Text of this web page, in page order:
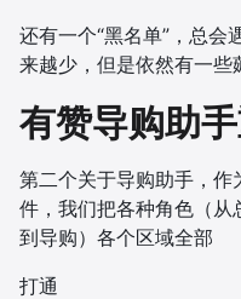
还有一个“黑名单”，总会
来越少，但是依然有一些
有赞导购助
第二个关于导购助手，作
件，我们把各种角色（
到导购）各个区域全部
打通